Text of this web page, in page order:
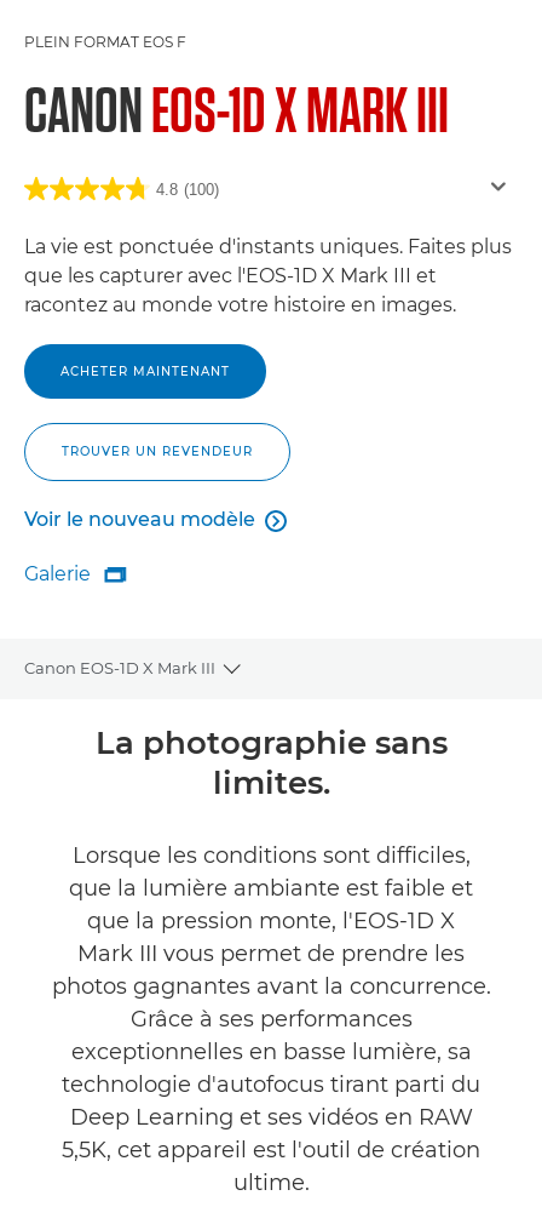
PLEIN FORMAT EOS F
CANONEOS-1D X MARK III
4.8 (100)
La vie est ponctuée d'instants uniques. Faites plus
que les capturer avec l'EOS-1D X Mark III et
racontez au monde votre histoire en images.
ACHETER MAINTENANT
TROUVER UN REVENDEUR
Voir le nouveau modèle
Voir le nouveau modèle

Galerie
Galerie

Canon EOS-1D X Mark III
Toggle breadcrumbs
Présentation
Galerie
Commentaires
TROUVER UN REVENDEUR
La photographie sans
limites.
Lorsque les conditions sont difficiles,
que la lumière ambiante est faible et
que la pression monte, l'EOS-1D X
Mark III vous permet de prendre les
photos gagnantes avant la concurrence.
Grâce à ses performances
exceptionnelles en basse lumière, sa
technologie d'autofocus tirant parti du
Deep Learning et ses vidéos en RAW
5,5K, cet appareil est l'outil de création
ultime.